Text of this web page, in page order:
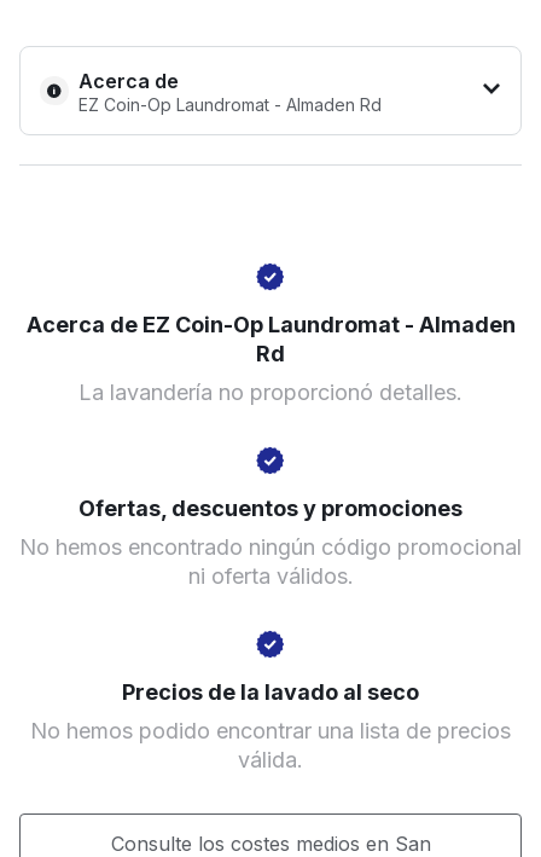
Acerca de
EZ Coin-Op Laundromat - Almaden Rd
1492 Almaden Rd, San Jose, CA 95125, United States
? min
Acerca de EZ Coin-Op Laundromat - Almaden
Rd
La lavandería no proporcionó detalles.
Ofertas, descuentos y promociones
No hemos encontrado ningún código promocional
ni oferta válidos.
Precios de la lavado al seco
No hemos podido encontrar una lista de precios
válida.
Consulte los costes medios en San